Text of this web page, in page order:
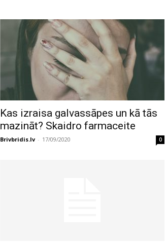
Kas izraisa galvassāpes un kā tās
mazināt? Skaidro farmaceite
Brivbridis.lv - 17/09/2020 0